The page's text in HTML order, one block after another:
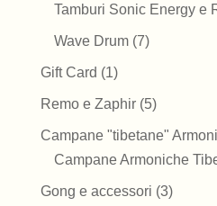
Tamburi Sonic Energy e
Wave Drum 77
Gift Card 11
prodotto
Remo e Zaphir 55
prodotti
Campane "tibetane"
Campane Armoniche
Gong e accessori 33